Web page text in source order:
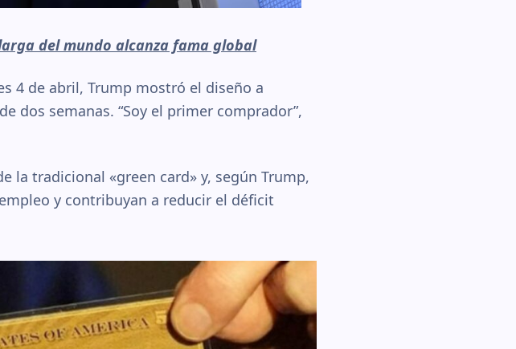
del mundo alcanza fama global
4 de abril, Trump mostró el diseño a
dos semanas. “Soy el primer comprador”,
la tradicional «green card» y, según Trump,
y contribuyan a reducir el déficit